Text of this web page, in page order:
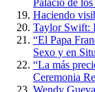
Palacio de
Haciendo
Taylor Swift:
“El Papa
Sexo y en
“La más
Ceremonia
Wendy